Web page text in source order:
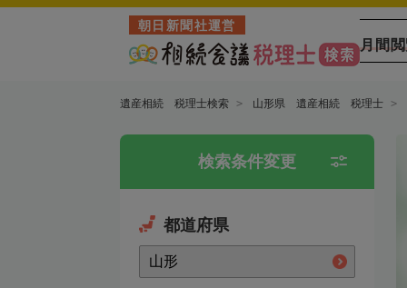
朝日新聞社運営
月間
遺産相続 税理士検索 山形県 遺産相続 税理士
検索条件変更
都道府県